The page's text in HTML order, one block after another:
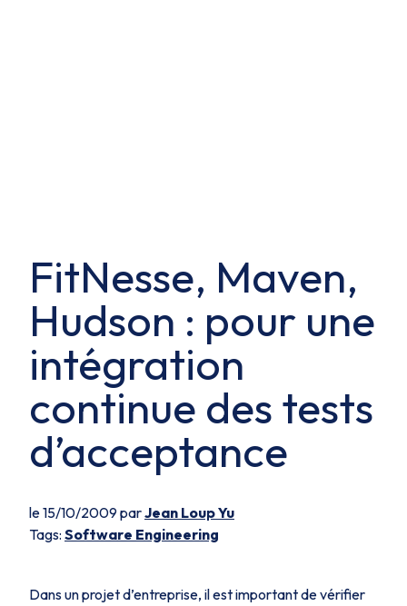
FitNesse, Maven,
Hudson : pour une
intégration
continue des tests
d’acceptance
le 15/10/2009 parJean Loup Yu
Tags: Software Engineering
Dans un projet d’entreprise, il est important de vérifier